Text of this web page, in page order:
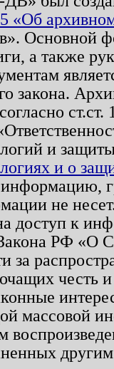
Основной
а также
закона.
и
и о
не
доступ к
РФ «О
за
честь
массовой